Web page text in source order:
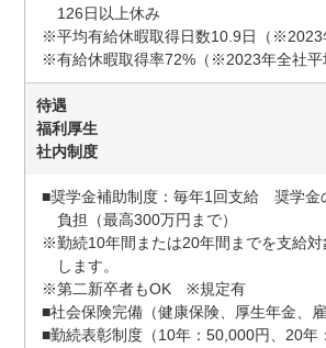
126日以上休み
※平均有給休暇取得日数10.9日（※2023
※有給休暇取得率72%（※2023年全社平
待遇
福利厚生
社内制度
■奨学金補助制度：毎年1回支給 奨学金
負担（最高300万円まで）
※勤続10年間または20年間までを支給対
します。
※第二新卒者もOK ※規定有
■社会保険完備（健康保険、厚生年金、
■勤続表彰制度（10年：50,000円、20年